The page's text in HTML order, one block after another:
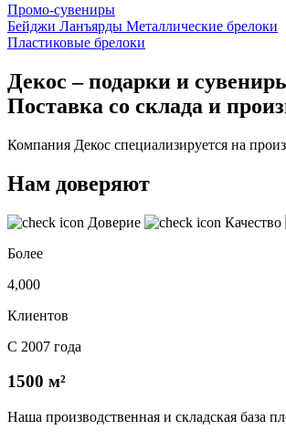
Промо-сувениры
Бейджи Ланъярды Металлические брелоки
Пластиковые брелоки
Декос – подарки и
Поставка со склада и
Компания Декос специализируется на
Нам доверяют
Доверие Качество
Более
4,000
Клиентов
С 2007 года
1500 м²
Наша производственная и складская база